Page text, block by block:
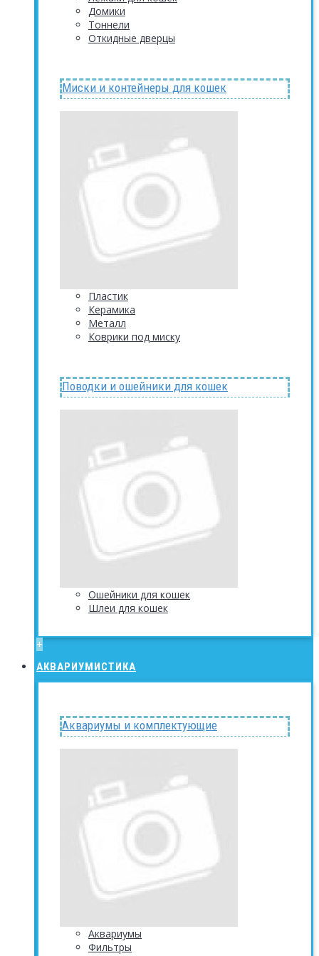
Домики
Тоннели
Откидные дверцы
Миски и контейнеры для кошек
Пластик
Керамика
Металл
Коврики под миску
Поводки и ошейники для кошек
Ошейники для кошек
Шлеи для кошек
+
АКВАРИУМИСТИКА
Аквариумы и комплектующие
Аквариумы
Фильтры